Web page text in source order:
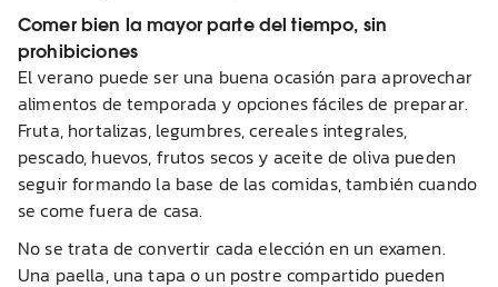
Comer bien la mayor parte del tiempo, sin
prohibiciones
El verano puede ser una buena ocasión para aprovechar
alimentos de temporada y opciones fáciles de preparar.
Fruta, hortalizas, legumbres, cereales integrales,
pescado, huevos, frutos secos y aceite de oliva pueden
seguir formando la base de las comidas, también cuando
se come fuera de casa.
No se trata de convertir cada elección en un examen.
Una paella, una tapa o un postre compartido pueden